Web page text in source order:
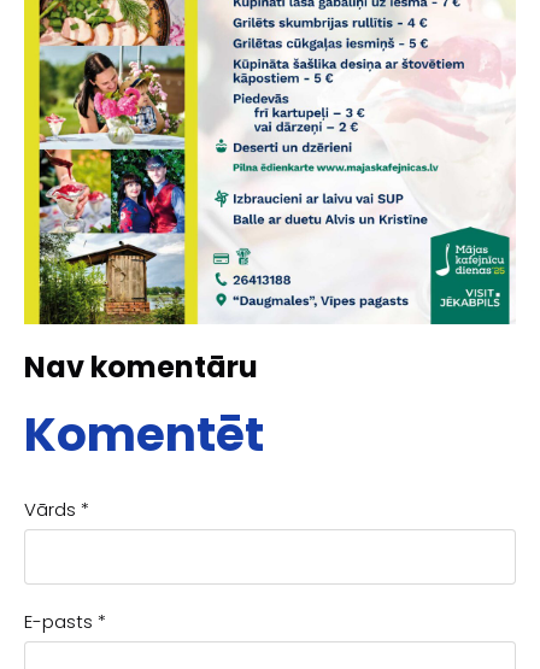
Nav komentāru
Komentēt
Vārds *
E-pasts *